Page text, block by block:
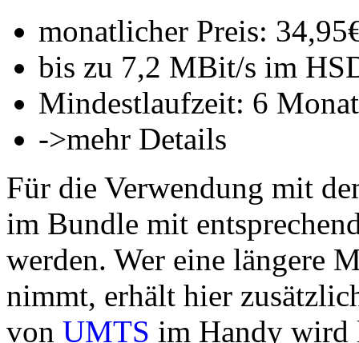
monatlicher Preis:
bis zu 7,2 MBit/s im
Mindestlaufzeit: 6
->mehr Details
Für die Verwendung mit
im Bundle mit
werden. Wer eine längere
nimmt, erhält hier
von UMTS im Handy wird